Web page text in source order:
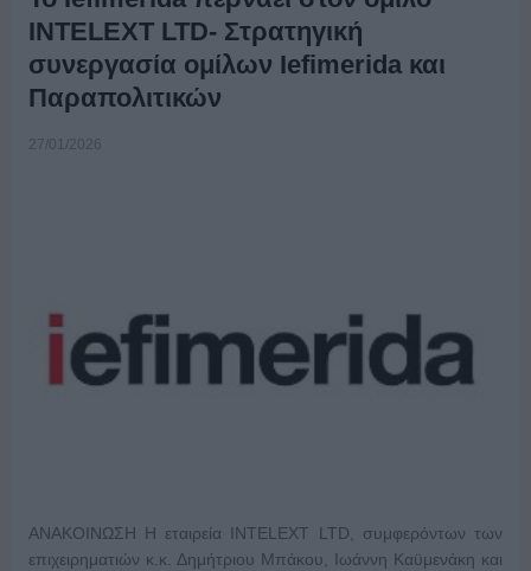
INTELEXT LTD- Στρατηγική
συνεργασία ομίλων Ιefimerida και
Παραπολιτικών
27/01/2026
ΑΝΑΚΟΙΝΩΣΗ Η εταιρεία INTELEXT LTD, συμφερόντων των
επιχειρηματιών κ.κ. Δημήτριου Μπάκου, Ιωάννη Καϋμενάκη και